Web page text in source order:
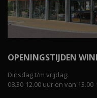
OPENINGSTIJDEN
Dinsdag t/m vrijdag:
08.30-12.00 uur en van